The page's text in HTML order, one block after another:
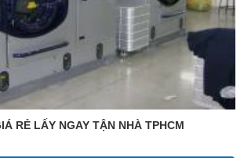
RẺ LẤY NGAY TẬN NHÀ TPHCM